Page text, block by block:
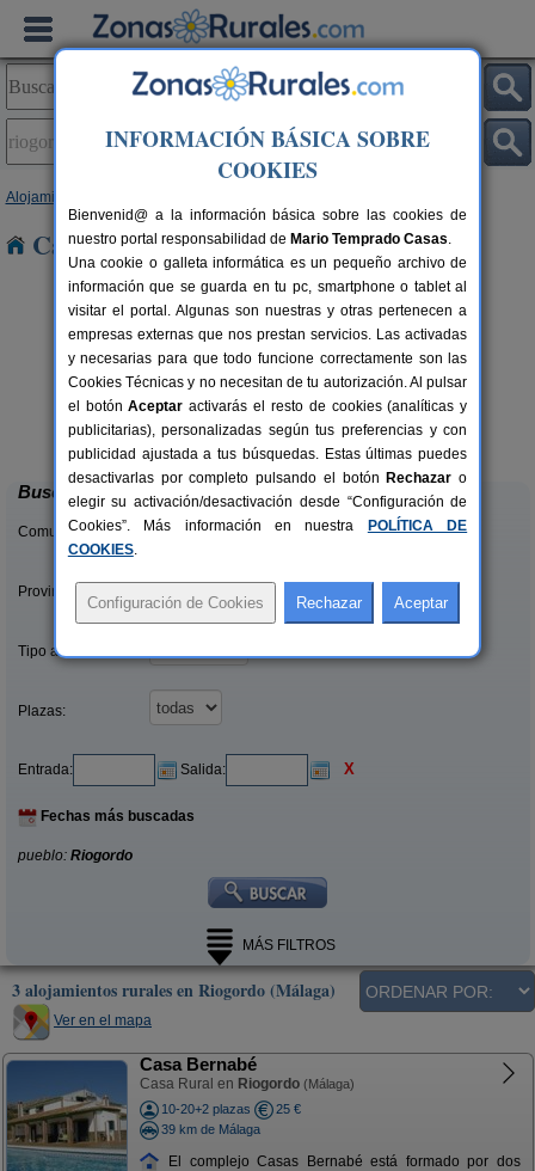
Alojamientos
Casas Rurales en Riogordo
54 pers.
desde20 €
Complejo Rural Jardines del Visir
Genalguacil (Málaga)
Buscar
Comunidades:
Provincias/Islas:
Tipo alquiler:
Plazas:
Entrada: Salida: X
Fechas más buscadas
pueblo: Riogordo
MÁS FILTROS
3 alojamientos rurales en Riogordo (Málaga)
Ver en el mapa
Casa Bernabé
Casa Rural en Riogordo (Málaga)
10-20+2 plazas
25 €
39 km de Málaga
El complejo Casas Bernabé está formado por dos
INFORMACIÓN BÁSICA SOBRE
COOKIES
Bienvenid@ a la información básica sobre las cookies de
nuestro portal responsabilidad de Mario Temprado Casas.
Una cookie o galleta informática es un pequeño archivo de
información que se guarda en tu pc, smartphone o tablet al
visitar el portal. Algunas son nuestras y otras pertenecen a
empresas externas que nos prestan servicios. Las activadas
y necesarias para que todo funcione correctamente son las
Cookies Técnicas y no necesitan de tu autorización. Al pulsar
el botónAceptar activarás el resto de cookies (analíticas y
publicitarias), personalizadas según tus preferencias y con
publicidad ajustada a tus búsquedas. Estas últimas puedes
desactivarlas por completo pulsando el botón Rechazar o
elegir su activación/desactivación desde “Configuración de
Cookies”. Más información en nuestra
POLÍTICA DE
COOKIES.